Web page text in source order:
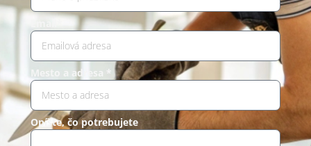
Mesto a adresa *
Opíšte, čo potrebujete